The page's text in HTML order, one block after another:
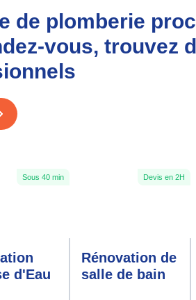
de plomberie
vous, trouvez
Sous 40 min
d'Eau
Devis en 2H
Rénovation de
salle de bain